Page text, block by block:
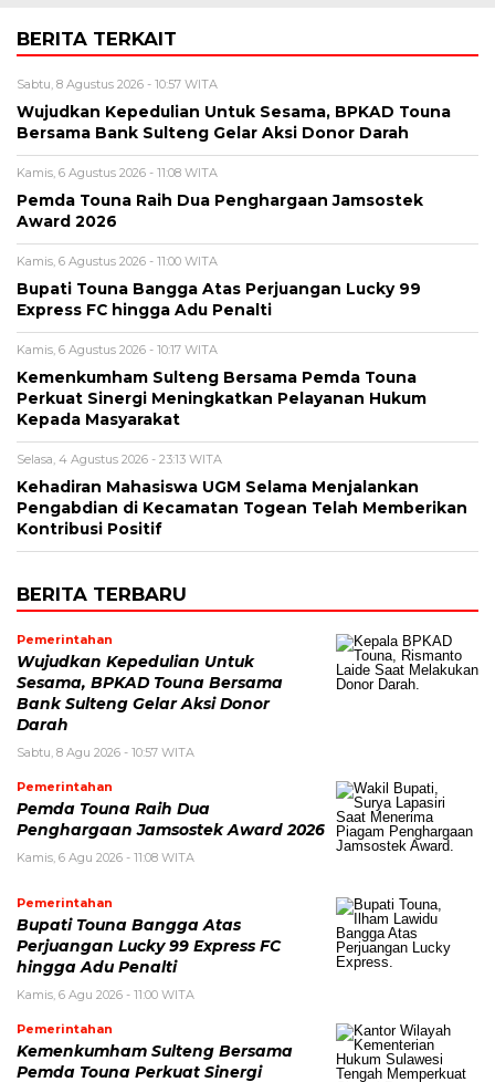
BERITA TERKAIT
Sabtu, 8 Agustus 2026 - 10:57 WITA
Wujudkan Kepedulian Untuk Sesama, BPKAD Touna
Bersama Bank Sulteng Gelar Aksi Donor Darah
Kamis, 6 Agustus 2026 - 11:08 WITA
Pemda Touna Raih Dua Penghargaan Jamsostek
Award 2026
Kamis, 6 Agustus 2026 - 11:00 WITA
Bupati Touna Bangga Atas Perjuangan Lucky 99
Express FC hingga Adu Penalti
Kamis, 6 Agustus 2026 - 10:17 WITA
Kemenkumham Sulteng Bersama Pemda Touna
Perkuat Sinergi Meningkatkan Pelayanan Hukum
Kepada Masyarakat
Selasa, 4 Agustus 2026 - 23:13 WITA
Kehadiran Mahasiswa UGM Selama Menjalankan
Pengabdian di Kecamatan Togean Telah Memberikan
Kontribusi Positif
BERITA TERBARU
Pemerintahan
Wujudkan Kepedulian Untuk
Sesama, BPKAD Touna Bersama
Bank Sulteng Gelar Aksi Donor
Darah
Sabtu, 8 Agu 2026 - 10:57 WITA
Pemerintahan
Pemda Touna Raih Dua
Penghargaan Jamsostek Award 2026
Kamis, 6 Agu 2026 - 11:08 WITA
Pemerintahan
Bupati Touna Bangga Atas
Perjuangan Lucky 99 Express FC
hingga Adu Penalti
Kamis, 6 Agu 2026 - 11:00 WITA
Pemerintahan
Kemenkumham Sulteng Bersama
Pemda Touna Perkuat Sinergi